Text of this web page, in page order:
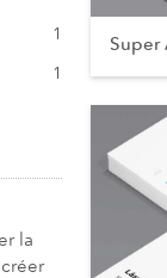
1
1
la
Super